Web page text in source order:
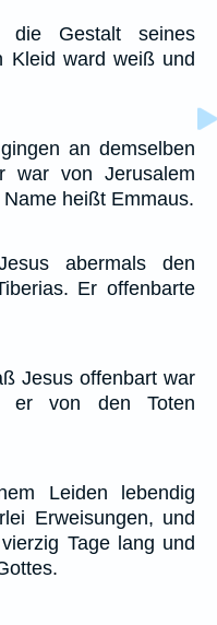
Gestalt seines
Kleid ward weiß und
an demselben
war von Jerusalem
heißt Emmaus.
abermals den
Er offenbarte
Jesus offenbart war
er von den Toten
Leiden lebendig
Erweisungen, und
Tage lang und